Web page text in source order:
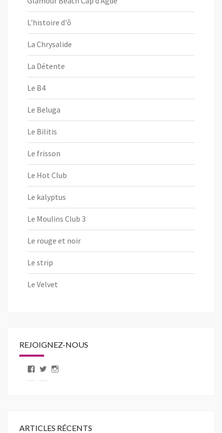
L'histoire d'ô
La Chrysalide
La Détente
Le B4
Le Beluga
Le Bilitis
Le frisson
Le Hot Club
Le kalyptus
Le Moulins Club 3
Le rouge et noir
Le strip
Le Velvet
REJOIGNEZ-NOUS
Voir Voir
ARTICLES RÉCENTS